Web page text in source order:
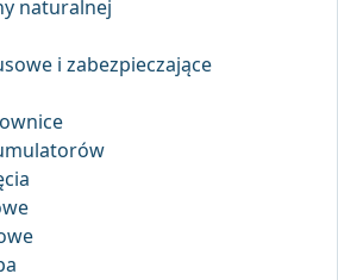
naturalnej
i zabezpieczające